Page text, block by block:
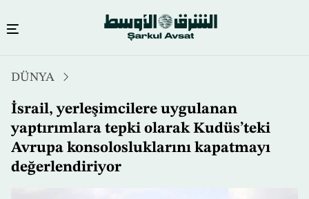
içeriğe
atla
DÜNYA
İsrail, yerleşimcilere uygulanan
yaptırımlara tepki olarak Kudüs’teki
Avrupa konsolosluklarını kapatmayı
değerlendiriyor